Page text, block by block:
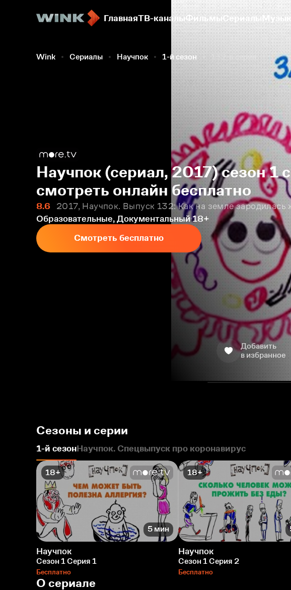
ГлавнаяТВ-каналыФильмыСериалы
Wink Сериалы Научпок 1-й сезон 132-я серия
Научпок (сериал, 2017) сезон 1
смотреть онлайн бесплатно
8.6
2017, Научпок. Выпуск 132: Как на земле зародилась
Образовательные, Документальный 18+
Смотреть бесплатно
Добавить
в избранное
Сезоны и серии
1-й сезонНаучпок. Спецвыпуск про коронавирус
18+
5 мин
Научпок
Сезон 1 Серия 1
Бесплатно
18+
Научпок
Сезон 1 Серия 2
Бесплатно
О сериале